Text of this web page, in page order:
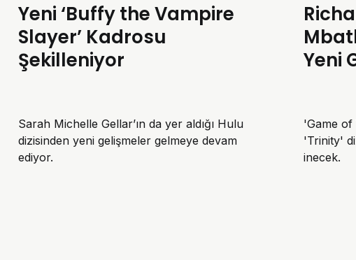
Yeni ‘Buffy the Vampire
Slayer’ Kadrosu
Şekilleniyor
Sarah Michelle Gellar’ın da yer aldığı Hulu
dizisinden yeni gelişmeler gelmeye devam
ediyor.
Yeni
'Game
'Trinity'
inecek.